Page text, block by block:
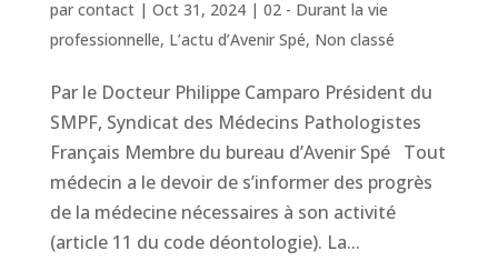
par contact| Oct 31, 2024| 02 - Durant la vie
professionnelle, L’actu d’Avenir Spé, Non classé
Par le Docteur Philippe Camparo Président du
SMPF, Syndicat des Médecins Pathologistes
Français Membre du bureau d’Avenir Spé Tout
médecin a le devoir de s’informer des progrès
de la médecine nécessaires à son activité
(article 11 du code déontologie). La...